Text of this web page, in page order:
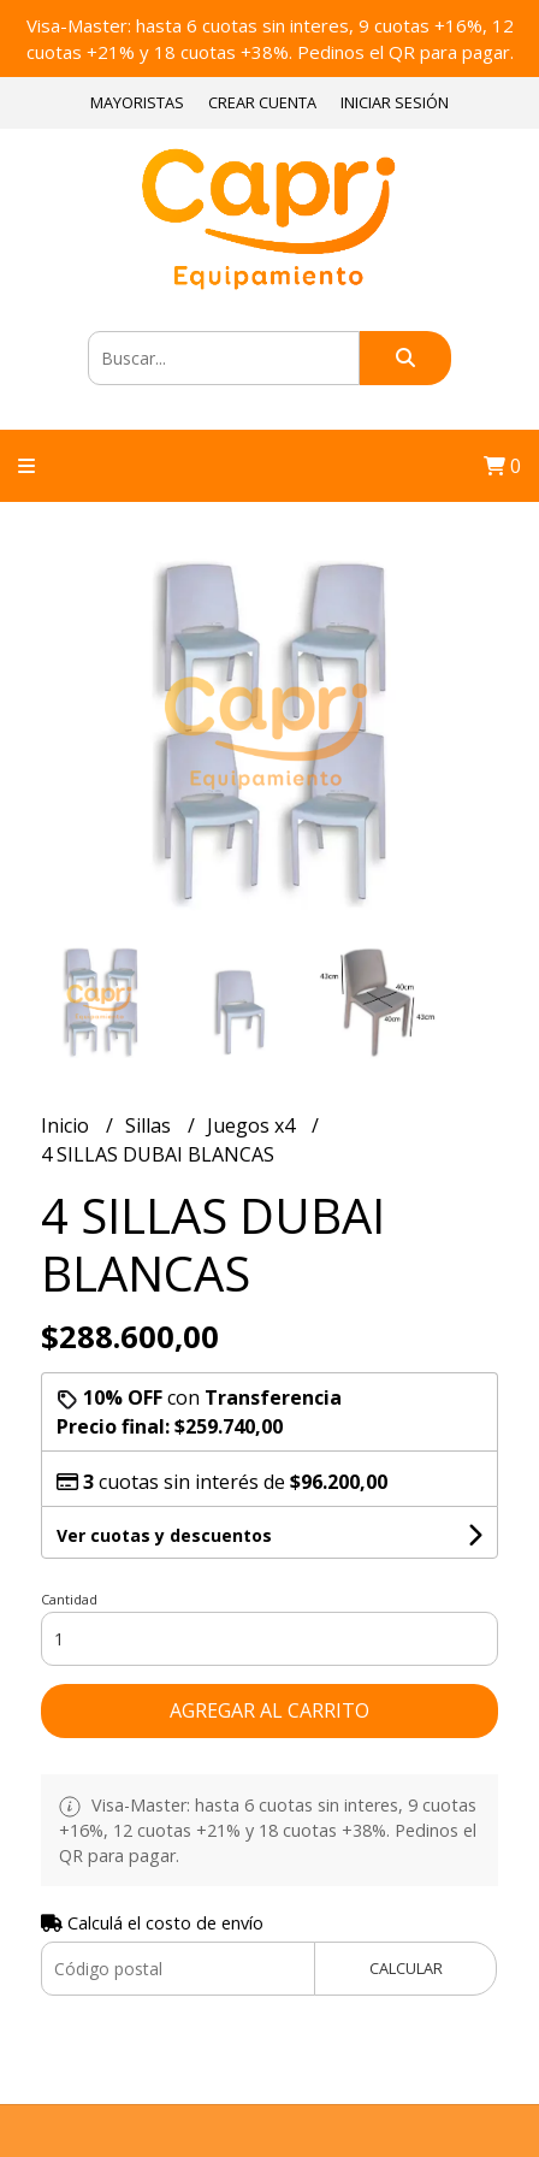
Visa-Master: hasta 6 cuotas sin interes, 9 cuotas +16%, 12
cuotas +21% y 18 cuotas +38%. Pedinos el QR para pagar.
MAYORISTAS CREAR CUENTA INICIAR SESIÓN
0
Inicio Sillas
Juegos x4
4 SILLAS DUBAI BLANCAS
4 SILLAS DUBAI
BLANCAS
$288.600,00
10% OFFcon Transferencia
Precio final:$259.740,00
3cuotas sin interés de $96.200,00
Ver cuotas y descuentos
Cantidad
AGREGAR AL CARRITO
Visa-Master: hasta 6 cuotas sin interes, 9 cuotas
+16%, 12 cuotas +21% y 18 cuotas +38%. Pedinos el
QR para pagar.
Calculá el costo de envío
CALCULAR